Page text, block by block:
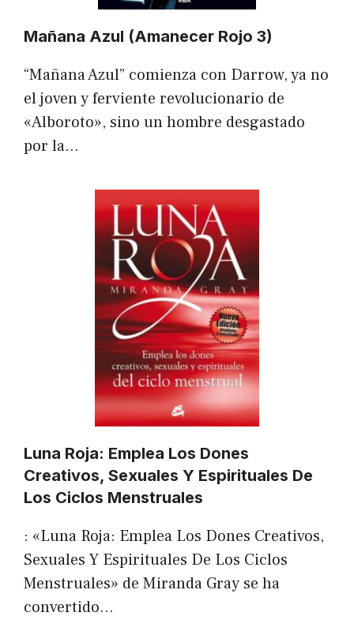
Mañana Azul (Amanecer Rojo 3)
“Mañana Azul” comienza con Darrow, ya no
el joven y ferviente revolucionario de
«Alboroto», sino un hombre desgastado
por la…
Luna Roja: Emplea Los Dones
Creativos, Sexuales Y Espirituales De
Los Ciclos Menstruales
: «Luna Roja: Emplea Los Dones Creativos,
Sexuales Y Espirituales De Los Ciclos
Menstruales» de Miranda Gray se ha
convertido…